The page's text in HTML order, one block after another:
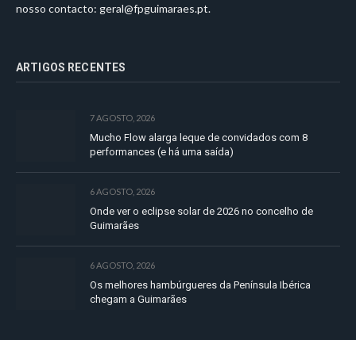
nosso contacto: geral@fpguimaraes.pt.
ARTIGOS RECENTES
7 AGOSTO, 2026
Mucho Flow alarga leque de convidados com 8
performances (e há uma saída)
6 AGOSTO, 2026
Onde ver o eclipse solar de 2026 no concelho de
Guimarães
6 AGOSTO, 2026
Os melhores hambúrgueres da Península Ibérica
chegam a Guimarães